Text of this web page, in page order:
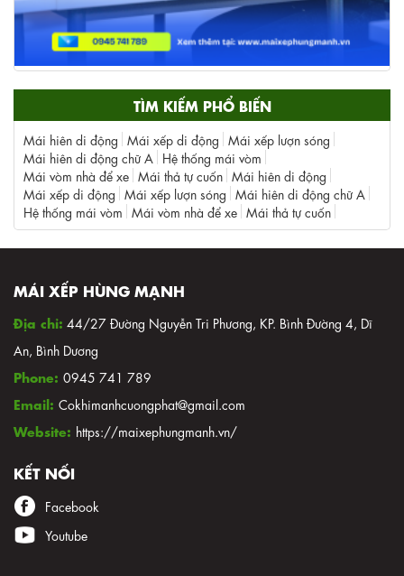
TÌM KIẾM PHỔ BIẾN
Mái hiên di động Mái xếp di động
Mái xếp lượn sóng
Mái hiên di động chữ A
Hệ thống mái vòm
Mái vòm nhà để xe Mái thả tự cuốn Mái hiên di động
Mái xếp di động
Mái xếp lượn sóng
Mái hiên di động chữ A
Hệ thống mái vòm
Mái vòm nhà để xe Mái thả tự cuốn
MÁI XẾP HÙNG MẠNH
Địa chỉ: 44/27 Đường Nguyễn Tri Phương, KP. Bình Đường 4, Dĩ
An, Bình Dương
Phone: 0945 741 789
Email: Cokhimanhcuongphat@gmail.com
Website: https://maixephungmanh.vn/
KẾT NỐI
Facebook
Youtube